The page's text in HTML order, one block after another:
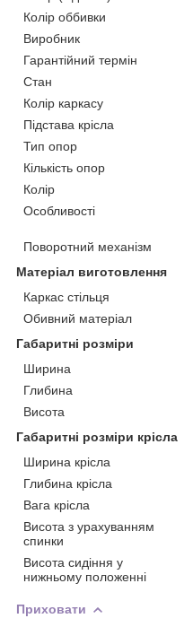
Колір оббивки
Виробник
Гарантійний термін
Стан
Колір каркасу
Підстава крісла
Тип опор
Кількість опор
Колір
Особливості
Поворотний механізм
Матеріал виготовлення
Каркас стільця
Обивний матеріал
Габаритні розміри
Ширина
Глибина
Висота
Габаритні розміри крісла
Ширина крісла
Глибина крісла
Вага крісла
Висота з урахуванням
спинки
Висота сидіння у
нижньому положенні
Приховати